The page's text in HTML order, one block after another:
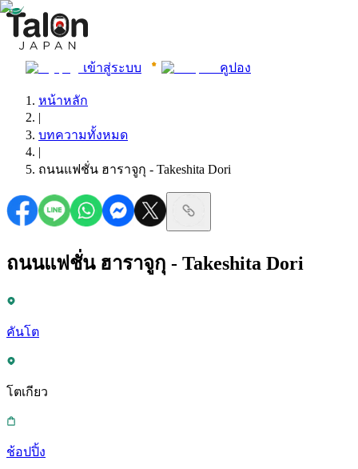
เข้าสู่ระบบ คูปอง
หน้าหลัก
|
บทความทั้งหมด
|
ถนนแฟชั่น ฮาราจูกุ - Takeshita Dori
ถนนแฟชั่น ฮาราจูกุ - Takeshita Dori
คันโต
โตเกียว
ช้อปปิ้ง